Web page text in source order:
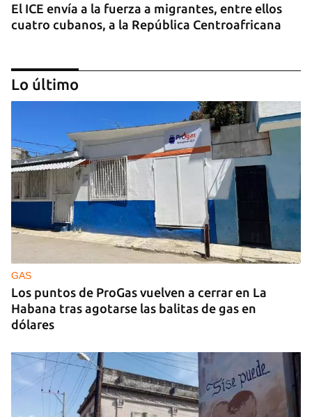
El ICE envía a la fuerza a migrantes, entre ellos
cuatro cubanos, a la República Centroafricana
GUERRA
Ucrania ataca otro centro logístico del Amazon
ruso, esta vez en los Urales
Lo último
GAS
Los puntos de ProGas vuelven a cerrar en La
Habana tras agotarse las balitas de gas en
dólares